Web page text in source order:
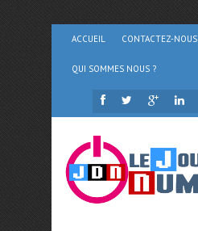
ACCUEIL CONTACTEZ-NOUS
QUI SOMMES NOUS ?